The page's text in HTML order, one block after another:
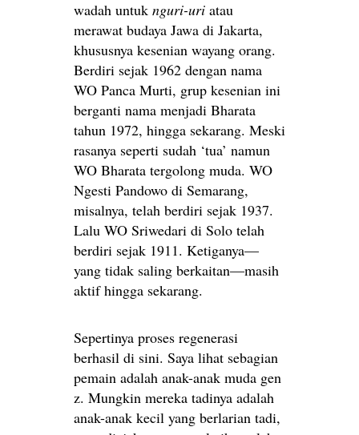
wadah untuk nguri-uri atau
merawat budaya Jawa di Jakarta,
khususnya kesenian wayang orang.
Berdiri sejak 1962 dengan nama
WO Panca Murti, grup kesenian ini
berganti nama menjadi Bharata
tahun 1972, hingga sekarang. Meski
rasanya seperti sudah ‘tua’ namun
WO Bharata tergolong muda. WO
Ngesti Pandowo di Semarang,
misalnya, telah berdiri sejak 1937.
Lalu WO Sriwedari di Solo telah
berdiri sejak 1911. Ketiganya—
yang tidak saling berkaitan—masih
aktif hingga sekarang.
Sepertinya proses regenerasi
berhasil di sini. Saya lihat sebagian
pemain adalah anak-anak muda gen
z. Mungkin mereka tadinya adalah
anak-anak kecil yang berlarian tadi,